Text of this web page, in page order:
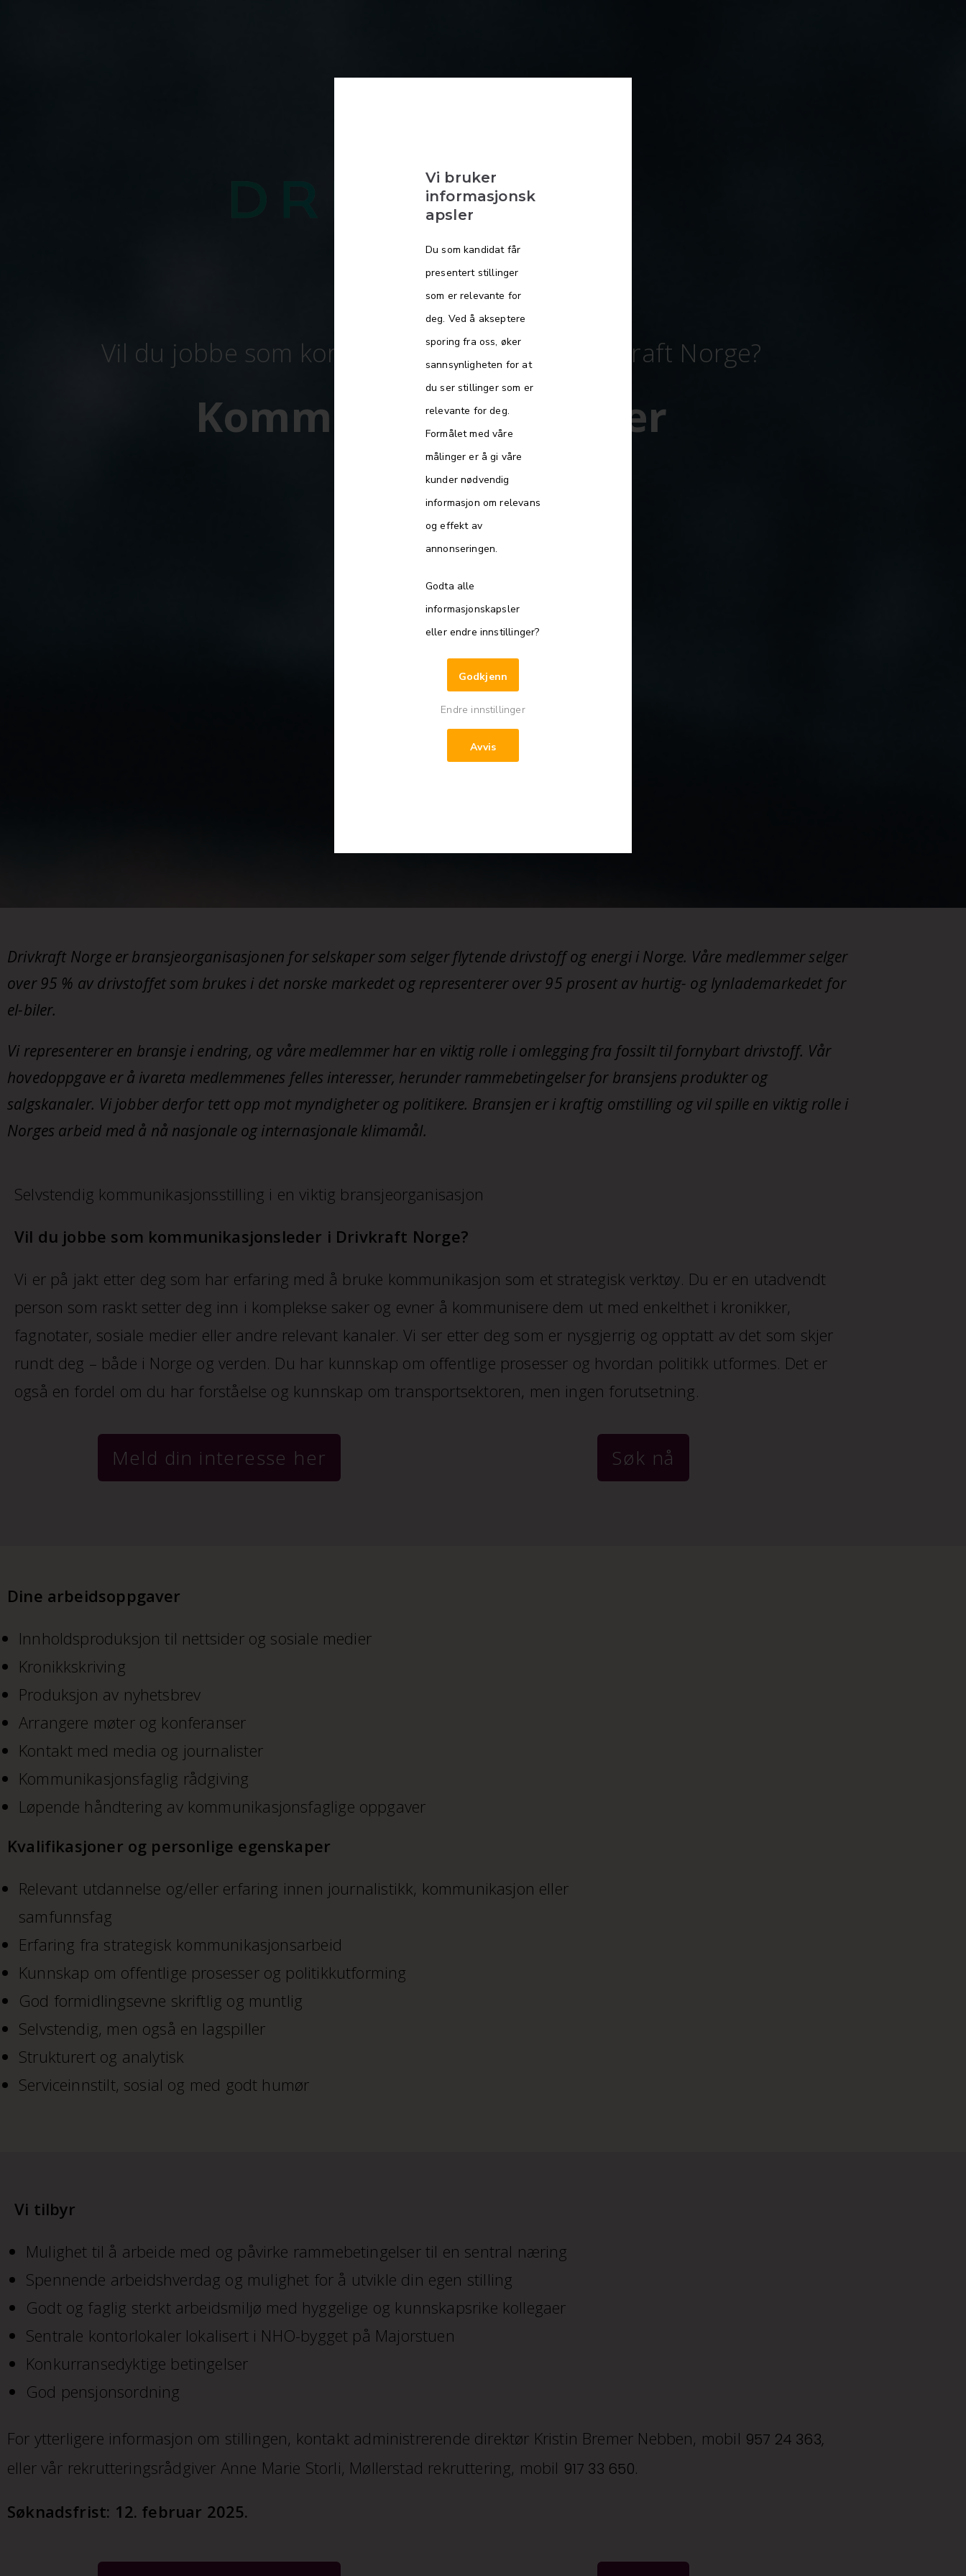
Vi bruker
informasjonsk
apsler
Du som kandidat får
presentert stillinger
som er relevante for
deg. Ved å akseptere
sporing fra oss, øker
sannsynligheten for at
du ser stillinger som er
relevante for deg.
Formålet med våre
målinger er å gi våre
kunder nødvendig
informasjon om relevans
og effekt av
annonseringen.
Godta alle
informasjonskapsler
eller endre innstillinger?
Godkjenn
Endre innstillinger
Avvis
Vil du jobbe som kommunikasjonsleder i Drivkraft Norge?
Kommunikasjonsleder
Les mer
▽
Drivkraft Norge er bransjeorganisasjonen for selskaper som selger flytende drivstoff og energi i Norge. Våre medlemmer selger
over 95 % av drivstoffet som brukes i det norske markedet og representerer over 95 prosent av hurtig- og lynlademarkedet for
el-biler.
Vi representerer en bransje i endring, og våre medlemmer har en viktig rolle i omlegging fra fossilt til fornybart drivstoff. Vår
hovedoppgave er å ivareta medlemmenes felles interesser, herunder rammebetingelser for bransjens produkter og
salgskanaler. Vi jobber derfor tett opp mot myndigheter og politikere. Bransjen er i kraftig omstilling og vil spille en viktig rolle i
Norges arbeid med å nå nasjonale og internasjonale klimamål.
Selvstendig kommunikasjonsstilling i en viktig bransjeorganisasjon
Vil du jobbe som kommunikasjonsleder i Drivkraft Norge?
Vi er på jakt etter deg som har erfaring med å bruke kommunikasjon som et strategisk verktøy. Du er en utadvendt
person som raskt setter deg inn i komplekse saker og evner å kommunisere dem ut med enkelthet i kronikker,
fagnotater, sosiale medier eller andre relevant kanaler. Vi ser etter deg som er nysgjerrig og opptatt av det som skjer
rundt deg – både i Norge og verden. Du har kunnskap om offentlige prosesser og hvordan politikk utformes. Det er
også en fordel om du har forståelse og kunnskap om transportsektoren, men ingen forutsetning.
Meld din interesse her Søk nå
Dine arbeidsoppgaver
Innholdsproduksjon til nettsider og sosiale medier
Kronikkskriving
Produksjon av nyhetsbrev
Arrangere møter og konferanser
Kontakt med media og journalister
Kommunikasjonsfaglig rådgiving
Løpende håndtering av kommunikasjonsfaglige oppgaver
Kvalifikasjoner og personlige egenskaper
Relevant utdannelse og/eller erfaring innen journalistikk, kommunikasjon eller
samfunnsfag
Erfaring fra strategisk kommunikasjonsarbeid
Kunnskap om offentlige prosesser og politikkutforming
God formidlingsevne skriftlig og muntlig
Selvstendig, men også en lagspiller
Strukturert og analytisk
Serviceinnstilt, sosial og med godt humør
Vi tilbyr
Mulighet til å arbeide med og påvirke rammebetingelser til en sentral næring
Spennende arbeidshverdag og mulighet for å utvikle din egen stilling
Godt og faglig sterkt arbeidsmiljø med hyggelige og kunnskapsrike kollegaer
Sentrale kontorlokaler lokalisert i NHO-bygget på Majorstuen
Konkurransedyktige betingelser
God pensjonsordning
For ytterligere informasjon om stillingen, kontakt administrerende direktør Kristin Bremer Nebben, mobil 957 24 363,
eller vår rekrutteringsrådgiver Anne Marie Storli, Møllerstad rekruttering, mobil 917 33 650.
Søknadsfrist: 12. februar 2025.